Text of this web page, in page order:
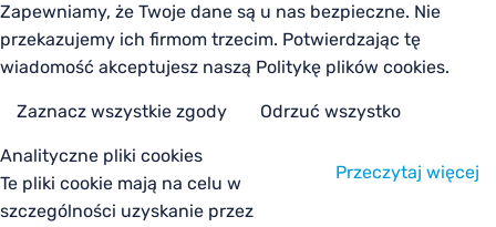
Zapewniamy, że Twoje dane są u nas bezpieczne. Nie
przekazujemy ich firmom trzecim. Potwierdzając tę
wiadomość akceptujesz naszą Politykę plików cookies.
Zaznacz wszystkie zgody Odrzuć wszystko
Przeczytaj więcej
Analityczne pliki cookies
Te pliki cookie mają na celu w
szczególności uzyskanie przez